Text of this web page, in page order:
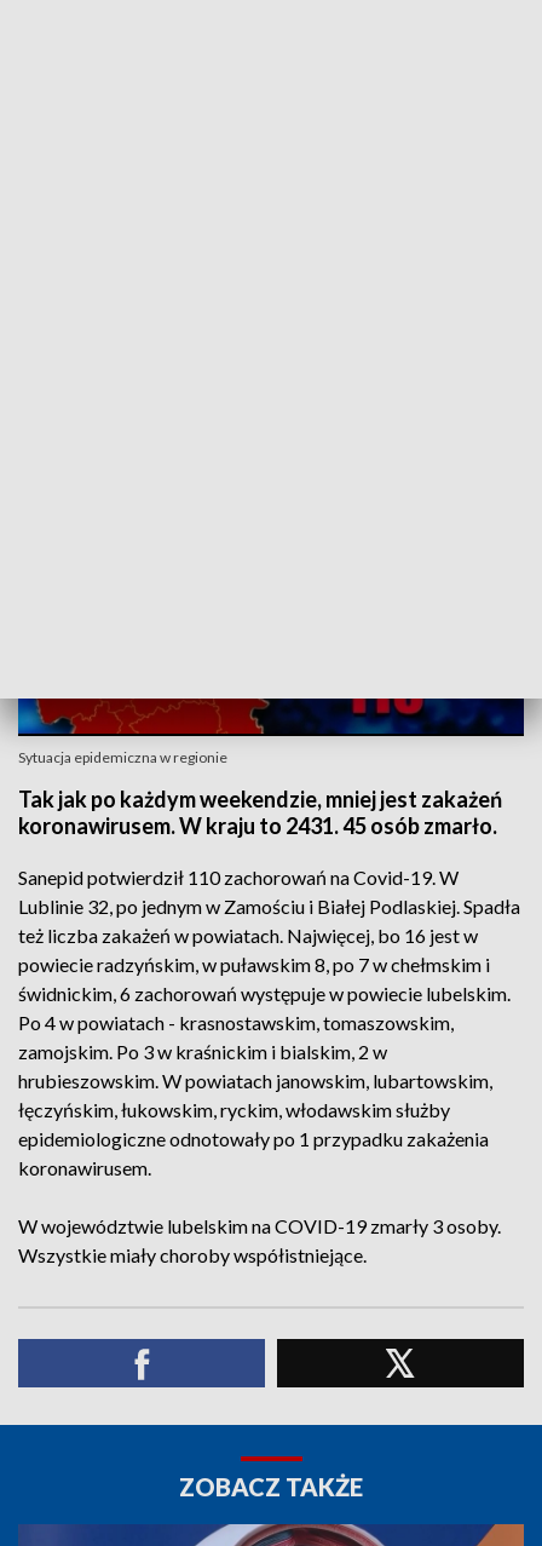
Sytuacja epidemiczna w regionie
Tak jak po każdym weekendzie, mniej jest zakażeń
koronawirusem. W kraju to 2431. 45 osób zmarło.
Sanepid potwierdził 110 zachorowań na Covid-19. W
Lublinie 32, po jednym w Zamościu i Białej Podlaskiej. Spadła
też liczba zakażeń w powiatach. Najwięcej, bo 16 jest w
powiecie radzyńskim, w puławskim 8, po 7 w chełmskim i
świdnickim, 6 zachorowań występuje w powiecie lubelskim.
Po 4 w powiatach - krasnostawskim, tomaszowskim,
zamojskim. Po 3 w kraśnickim i bialskim, 2 w
hrubieszowskim. W powiatach janowskim, lubartowskim,
łęczyńskim, łukowskim, ryckim, włodawskim służby
epidemiologiczne odnotowały po 1 przypadku zakażenia
koronawirusem.
W województwie lubelskim na COVID-19 zmarły 3 osoby.
Wszystkie miały choroby współistniejące.
ZOBACZ TAKŻE